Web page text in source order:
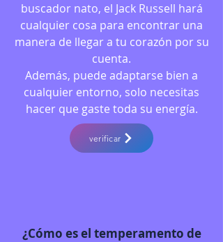
buscador nato, el Jack Russell hará
cualquier cosa para encontrar una
manera de llegar a tu corazón por su
cuenta.
Además, puede adaptarse bien a
cualquier entorno, solo necesitas
hacer que gaste toda su energía.
verificar
¿Cómo es el temperamento de